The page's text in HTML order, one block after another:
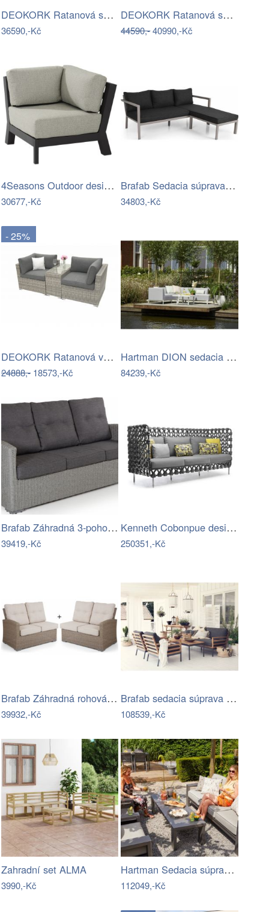
DEOKORK Ratanová sestava CHARLOTTE …
36590,-Kč
DEOKORK Ratanová sestava NAOMI antracit…
44590,-40990,-Kč
4Seasons Outdoor designové zahradní…
30677,-Kč
Brafab Sedacia súprava DELIA Mdum
34803,-Kč
- 25%
DEOKORK Ratanová variabilní sestava…
24888,- 18573,-Kč
Hartman DION sedacia súprava - Biela…
84239,-Kč
Brafab Záhradná 3-pohovka šedá ASHFIELD…
39419,-Kč
Kenneth Cobonpue designové zahradní…
250351,-Kč
Brafab Záhradná rohová súprava ASHFIELD…
39932,-Kč
Brafab sedacia súprava ZALONGO Mdum
108539,-Kč
Zahradní set ALMA
3990,-Kč
Hartman Sedacia súprava TITAN Mdum
112049,-Kč